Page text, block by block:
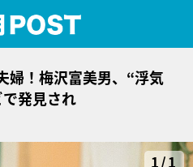
婦！梅沢富美男、“浮気
発見され
1/1